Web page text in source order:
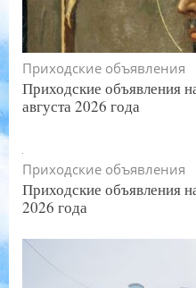
Приходские объявления
Приходские объявления
августа 2026 года
Приходские объявления
Приходские объявления
2026 года